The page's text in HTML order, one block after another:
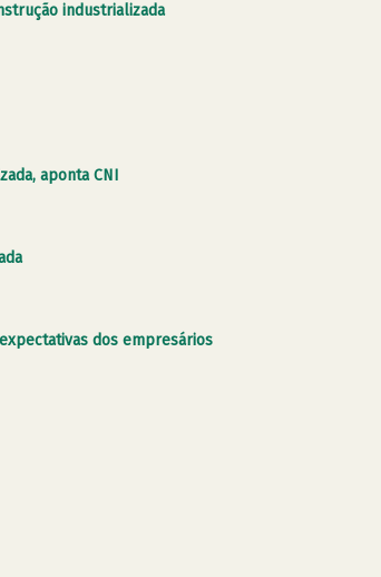
industrializada
aponta CNI
dos empresários